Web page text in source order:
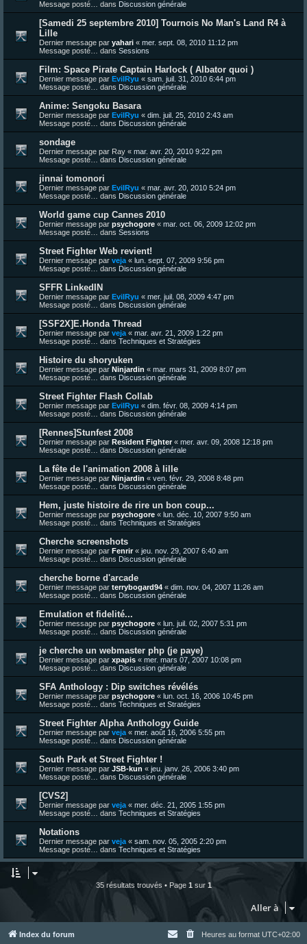
Message posté… dans Discussion générale
[Samedi 25 septembre 2010] Tournois No Man's Land R4 à
Lille
Dernier message par yahari « mer. sept. 08, 2010 11:12 pm
Message posté… dans Sessions
Film: Space Pirate Captain Harlock ( Albator quoi )
Dernier message par EvilRyu « sam. juil. 31, 2010 6:44 pm
Message posté… dans Discussion générale
Anime: Sengoku Basara
Dernier message par EvilRyu « dim. juil. 25, 2010 2:43 am
Message posté… dans Discussion générale
sondage
Dernier message par Ray « mar. avr. 20, 2010 9:22 pm
Message posté… dans Discussion générale
jinnai tomonori
Dernier message par EvilRyu « mar. avr. 20, 2010 5:24 pm
Message posté… dans Discussion générale
World game cup Cannes 2010
Dernier message par psychogore « mar. oct. 06, 2009 12:02 pm
Message posté… dans Sessions
Street Fighter Web revient!
Dernier message par veja « lun. sept. 07, 2009 9:56 pm
Message posté… dans Discussion générale
SFFR LinkedIN
Dernier message par EvilRyu « mer. juil. 08, 2009 4:47 pm
Message posté… dans Discussion générale
[SSF2X]E.Honda Thread
Dernier message par veja « mar. avr. 21, 2009 1:22 pm
Message posté… dans Techniques et Stratégies
Histoire du shoryuken
Dernier message par Ninjardin « mar. mars 31, 2009 8:07 pm
Message posté… dans Discussion générale
Street Fighter Flash Collab
Dernier message par EvilRyu « dim. févr. 08, 2009 4:14 pm
Message posté… dans Discussion générale
[Rennes]Stunfest 2008
Dernier message par Resident Fighter« mer. avr. 09, 2008 12:18 pm
Message posté… dans Discussion générale
La fête de l'animation 2008 à lille
Dernier message par Ninjardin « ven. févr. 29, 2008 8:48 pm
Message posté… dans Discussion générale
Hem, juste histoire de rire un bon coup...
Dernier message par psychogore « lun. déc. 10, 2007 9:50 am
Message posté… dans Techniques et Stratégies
Cherche screenshots
Dernier message par Fenrir« jeu. nov. 29, 2007 6:40 am
Message posté… dans Discussion générale
cherche borne d'arcade
Dernier message par terrybogard94 « dim. nov. 04, 2007 11:26 am
Message posté… dans Discussion générale
Emulation et fidelité...
Dernier message par psychogore « lun. juil. 02, 2007 5:31 pm
Message posté… dans Discussion générale
je cherche un webmaster php (je paye)
Dernier message par xpapis « mer. mars 07, 2007 10:08 pm
Message posté… dans Discussion générale
SFA Anthology : Dip switches révélés
Dernier message par psychogore « lun. oct. 16, 2006 10:45 pm
Message posté… dans Techniques et Stratégies
Street Fighter Alpha Anthology Guide
Dernier message par veja « mer. août 16, 2006 5:55 pm
Message posté… dans Discussion générale
South Park et Street Fighter !
Dernier message par JSB-kun « jeu. janv. 26, 2006 3:40 pm
Message posté… dans Discussion générale
[CVS2]
Dernier message par veja « mer. déc. 21, 2005 1:55 pm
Message posté… dans Techniques et Stratégies
Notations
Dernier message par veja « sam. nov. 05, 2005 2:20 pm
Message posté… dans Techniques et Stratégies
35 résultats trouvés • Page 1 sur 1
Aller à
Index du forum Heures au format UTC+02:00